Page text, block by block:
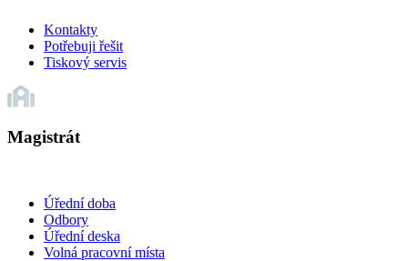
Kontakty
Potřebuji řešit
Tiskový servis
Magistrát
Úřední doba
Odbory
Úřední deska
Volná pracovní místa